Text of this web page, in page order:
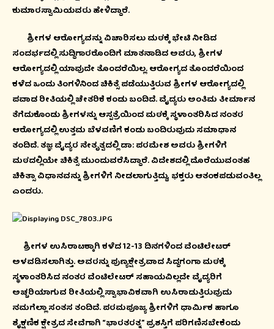
ಕುಮಾರಸ್ವಾಮಿಯವರು ಹೇಳಿದ್ದಾರೆ.
ಶ್ರೀಗಳ ಆರೋಗ್ಯವನ್ನು ವಿಚಾರಿಸಲು ಮಠಕ್ಕೆ ಭೇಟಿ ನೀಡಿದ
ಸಂದರ್ಭದಲ್ಲಿ ಸುದ್ದಿಗಾರರೊಂದಿಗೆ ಮಾತನಾಡಿದ ಅವರು, ಶ್ರೀಗಳ
ಆರೋಗ್ಯದಲ್ಲಿ ಯಾವುದೇ ತೊಂದರೆಯಿಲ್ಲ. ಆರೋಗ್ಯದ ತೊಂದರೆಯಿಂದ
ಕಳೆದ ಒಂದು ತಿಂಗಳಿನಿಂದ ಚಿಕಿತ್ಸೆ ಪಡೆಯುತ್ತಿರುವ ಶ್ರೀಗಳ ಆರೋಗ್ಯದಲ್ಲಿ
ಪವಾಡ ರೀತಿಯಲ್ಲಿ ಚೇತರಿಕೆ ಕಂಡು ಬಂದಿದೆ. ವೈದ್ಯರು ಅಂತಿಮ ತೀರ್ಮಾನ
ತೆಗೆದುಕೊಂಡು ಶ್ರೀಗಳನ್ನು ಆಸ್ಪತ್ರೆಯಿಂದ ಮಠಕ್ಕೆ ಸ್ಥಳಾಂತರಿಸಿದ ನಂತರ
ಆರೋಗ್ಯದಲ್ಲಿ ಉತ್ತಮ ಬೆಳವಣಿಗೆ ಕಂಡು ಬಂದಿರುವುದು ಸಮಾಧಾನ
ತಂದಿದೆ. ತಜ್ಞ ವೈದ್ಯರ ನೇತೃತ್ವದಲ್ಲಿ ಡಾ: ಪರಮೇಶ ಅವರು ಶ್ರೀಗಳಿಗೆ
ಮಠದಲ್ಲಿಯೇ ಚಿಕಿತ್ಸೆ ಮುಂದುವರೆಸಿದ್ದಾರೆ. ವಿದೇಶದಲ್ಲಿ ದೊರೆಯುವಂತಹ
ಚಿಕಿತ್ಸಾ ವಿಧಾನವನ್ನು ಶ್ರೀಗಳಿಗೆ ನೀಡಲಾಗುತ್ತಿದ್ದು, ಭಕ್ತರು ಆತಂಕಪಡುವಂತಿಲ್ಲ
ಎಂದರು.
ಶ್ರೀಗಳ ಉಸಿರಾಟಕ್ಕಾಗಿ ಕಳೆದ 12-13 ದಿನಗಳಿಂದ ವೆಂಟಿಲೇಟರ್
ಅಳವಡಿಸಲಾಗಿತ್ತು. ಅವರನ್ನು ಪುಣ್ಯಕ್ಷೇತ್ರವಾದ ಸಿದ್ದಗಂಗಾ ಮಠಕ್ಕೆ
ಸ್ಥಳಾಂತರಿಸಿದ ನಂತರ ವೆಂಟಿಲೇಟರ್ ಸಹಾಯವಿಲ್ಲದೇ ವೈದ್ಯರಿಗೆ
ಅಚ್ಚರಿಯಾಗುವ ರೀತಿಯಲ್ಲಿ ಸ್ವಾಭಾವಿಕವಾಗಿ ಉಸಿರಾಡುತ್ತಿರುವುದು
ನಮಗೆಲ್ಲಾ ಸಂತಸ ತಂದಿದೆ. ಪರಮಪೂಜ್ಯ ಶ್ರೀಗಳಿಗೆ ಧಾರ್ಮಿಕ ಹಾಗೂ
ಶೈಕ್ಷಣಿಕ ಕ್ಷೇತ್ರದ ಸೇವೆಗಾಗಿ “ಭಾರತರತ್ನ” ಪ್ರಶಸ್ತಿಗೆ ಪರಿಗಣಿಸಬೇಕೆಂದು